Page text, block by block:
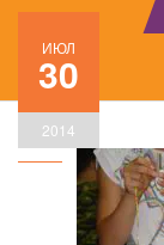
ИЮЛ
30
2014